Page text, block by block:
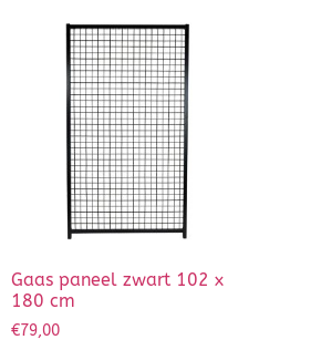
Gaas paneel zwart 102 x
180 cm
€79,00